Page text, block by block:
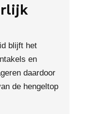
blijft het
en
daardoor
de hengeltop